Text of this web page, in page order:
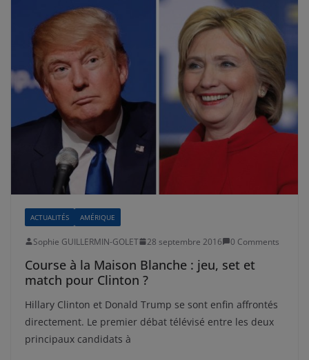
ACTUALITÉS AMÉRIQUE
Sophie GUILLERMIN-GOLET 28 septembre 2016 0 Comments
Course à la Maison Blanche : jeu, set et
match pour Clinton ?
Hillary Clinton et Donald Trump se sont enfin affrontés
directement. Le premier débat télévisé entre les deux
principaux candidats à